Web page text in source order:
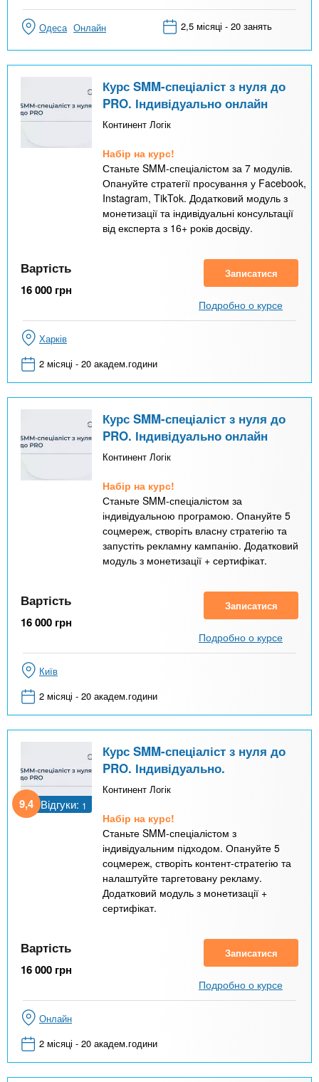
Одеса Онлайн 2,5 місяці - 20 занять
Курс SMM-спеціаліст з нуля до
PRO. Індивідуально онлайн
Континент Логік
Набір на курс!
Станьте SMM-спеціалістом за 7 модулів.
Опануйте стратегії просування у Facebook,
Instagram, TikTok. Додатковий модуль з
монетизації та індивідуальні консультації
від експерта з 16+ років досвіду.
Вартість
16 000 грн
Записатися
Подробно о курсе
Харків
2 місяці - 20 академ.години
Курс SMM-спеціаліст з нуля до
PRO. Індивідуально онлайн
Континент Логік
Набір на курс!
Станьте SMM-спеціалістом за
індивідуальною програмою. Опануйте 5
соцмереж, створіть власну стратегію та
запустіть рекламну кампанію. Додатковий
модуль з монетизації + сертифікат.
Вартість
16 000 грн
Записатися
Подробно о курсе
Київ
2 місяці - 20 академ.години
9,4 Відгуки: 1
Курс SMM-спеціаліст з нуля до
PRO. Індивідуально.
Континент Логік
Набір на курс!
Станьте SMM-спеціалістом з
індивідуальним підходом. Опануйте 5
соцмереж, створіть контент-стратегію та
налаштуйте таргетовану рекламу.
Додатковий модуль з монетизації +
сертифікат.
Вартість
16 000 грн
Записатися
Подробно о курсе
Онлайн
2 місяці - 20 академ.години